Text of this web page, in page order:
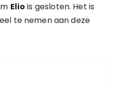
Elio is gesloten. Het is
te nemen aan deze